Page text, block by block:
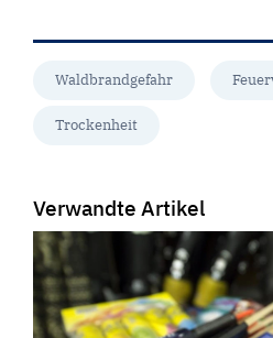
Waldbrandgefahr
Trockenheit
Verwandte Artikel